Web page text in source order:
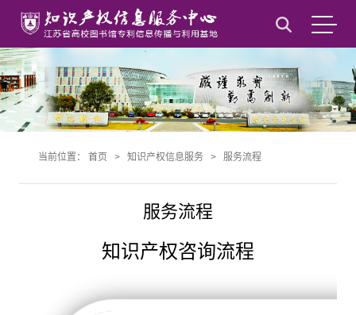
当前位置： 首页 > 知识产权信息服务 > 服务流程
服务流程
知识产权咨询流程